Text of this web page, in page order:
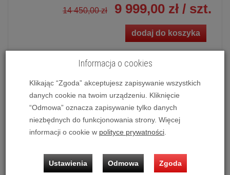
14 450,00 zł 9 999,00 zł / szt.
dodaj do koszyka
Wzmacniacz stereofonicznyVincent SV-737(Srebrny)
pełnowartościowy, kompletny, nieuszkodzony i objęty pełną
gwarancją.
ratalnym0%na10 miesięcy!
Informacja o cookies
Klikając “Zgoda” akceptujesz zapisywanie wszystkich
danych cookie na twoim urządzeniu. Kliknięcie
“Odmowa” oznacza zapisywanie tylko danych
niezbędnych do funkcjonowania strony. Więcej
informacji o cookie w polityce prywatności.
Ustawienia Odmowa Zgoda